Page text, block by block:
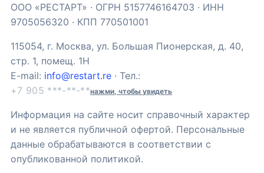
ООО «РЕСТАРТ» · ОГРН 5157746164703 · ИНН
9705056320 · КПП 770501001
115054, г. Москва, ул. Большая Пионерская, д. 40,
стр. 1, помещ. 1Н
E-mail: info@restart.re · Тел.:
+7 905 ***-**-**нажми, чтобы увидеть
Информация на сайте носит справочный характер
и не является публичной офертой. Персональные
данные обрабатываются в соответствии с
опубликованной политикой.